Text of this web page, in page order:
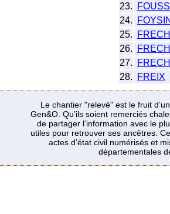
23.
24.
25.
26.
27.
28.
FREIX
Le chantier "relevé" est le fruit
Gen&O. Qu’ils soient remerciés
de partager l’information avec le
utiles pour retrouver ses ancêtres.
actes d’état civil numérisés et
départementales